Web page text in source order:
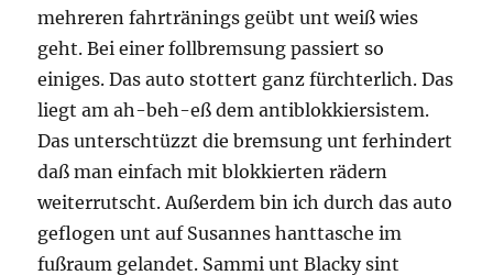
mehreren fahrtränings geübt unt weiß wies
geht. Bei einer follbremsung passiert so
einiges. Das auto stottert ganz fürchterlich. Das
liegt am ah-beh-eß dem antiblokkiersistem.
Das unterschtüzzt die bremsung unt ferhindert
daß man einfach mit blokkierten rädern
weiterrutscht. Außerdem bin ich durch das auto
geflogen unt auf Susannes hanttasche im
fußraum gelandet. Sammi unt Blacky sint